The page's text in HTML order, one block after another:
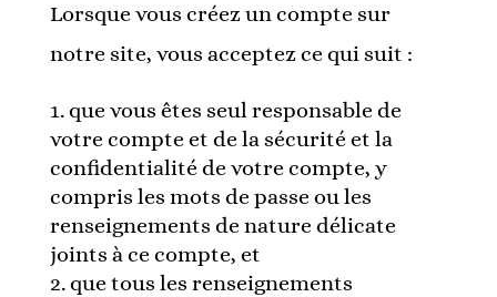
Lorsque vous créez un compte sur
notre site, vous acceptez ce qui suit :
que vous êtes seul responsable de
votre compte et de la sécurité et la
confidentialité de votre compte, y
compris les mots de passe ou les
renseignements de nature délicate
joints à ce compte, et
que tous les renseignements